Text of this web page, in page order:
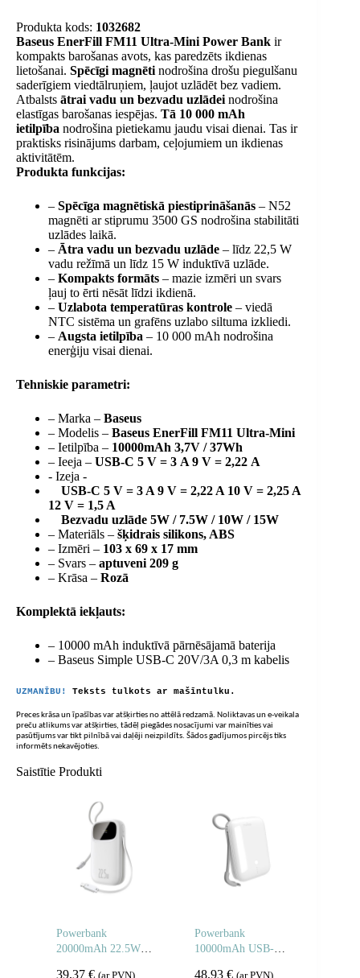
Produkta kods: 1032682
Baseus EnerFill FM11 Ultra-Mini Power Bank ir
kompakts barošanas avots, kas paredzēts ikdienas
lietošanai. Spēcīgi magnēti nodrošina drošu piegulšanu
saderīgiem viedtālruņiem, ļaujot uzlādēt bez vadiem.
Atbalsts ātrai vadu un bezvadu uzlādei nodrošina
elastīgas barošanas iespējas. Tā 10 000 mAh
ietilpība nodrošina pietiekamu jaudu visai dienai. Tas ir
praktisks risinājums darbam, ceļojumiem un ikdienas
aktivitātēm.
Produkta funkcijas:
– Spēcīga magnētiskā piestiprināšanās – ​​N52
magnēti ar stiprumu 3500 GS nodrošina stabilitāti
uzlādes laikā.
– Ātra vadu un bezvadu uzlāde – līdz 22,5 W
vadu režīmā un līdz 15 W induktīvā uzlāde.
– Kompakts formāts – mazie izmēri un svars
ļauj to ērti nēsāt līdzi ikdienā.
– Uzlabota temperatūras kontrole – viedā
NTC sistēma un grafēns uzlabo siltuma izkliedi.
– Augsta ietilpība – 10 000 mAh nodrošina
enerģiju visai dienai.
Tehniskie parametri:
– Marka – Baseus
– Modelis – Baseus EnerFill FM11 Ultra-Mini
– Ietilpība – 10000mAh 3,7V / 37Wh
– Ieeja – USB-C 5 V = 3 A 9 V = 2,22 A
- Izeja -
USB-C 5 V = 3 A 9 V = 2,22 A 10 V = 2,25 A
12 V = 1,5 A
Bezvadu uzlāde 5W / 7.5W / 10W / 15W
– Materiāls – šķidrais silikons, ABS
– Izmēri – 103 x 69 x 17 mm
– Svars – aptuveni 209 g
– Krāsa – Rozā
Komplektā iekļauts:
– 10000 mAh induktīvā pārnēsājamā baterija
– Baseus Simple USB-C 20V/3A 0,3 m kabelis
UZMANĪBU! Teksts tulkots ar mašīntulku.
Preces krāsa un īpašības var atšķirties no attēlā redzamā. Noliktavas un e-veikala
preču atlikums var atšķirties, tādēļ piegādes nosacījumi var mainīties vai
pasūtījums var tikt pilnībā vai daļēji neizpildīts. Šādos gadījumos pircējs tiks
informēts nekavējoties.
Saistītie Produkti
Powerbank
20000mAh 22.5W ar
39,37 €
Powerbank
10000mAh USB-A
48,93€